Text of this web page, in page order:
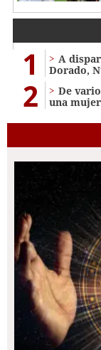
1
A
Dorado,
2
De
una